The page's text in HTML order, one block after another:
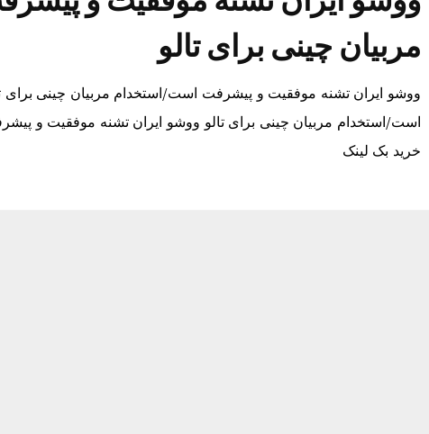
مربیان چینی برای تالو
ووشو ایران تشنه موفقیت و پیشرفت است/استخدام مربیان چینی
است/استخدام مربیان چینی برای تالو ووشو ایران تشنه موفقیت و
خرید بک لینک